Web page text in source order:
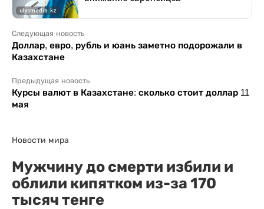
Следующая новость
Доллар, евро, рубль и юань заметно подорожали в
Казахстане
Предыдущая новость
Курсы валют в Казахстане: сколько стоит доллар 11
мая
Новости мира
Мужчину до смерти избили и
облили кипятком из-за 170
тысяч тенге